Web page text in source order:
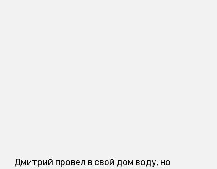
Дмитрий провел в свой дом воду, но